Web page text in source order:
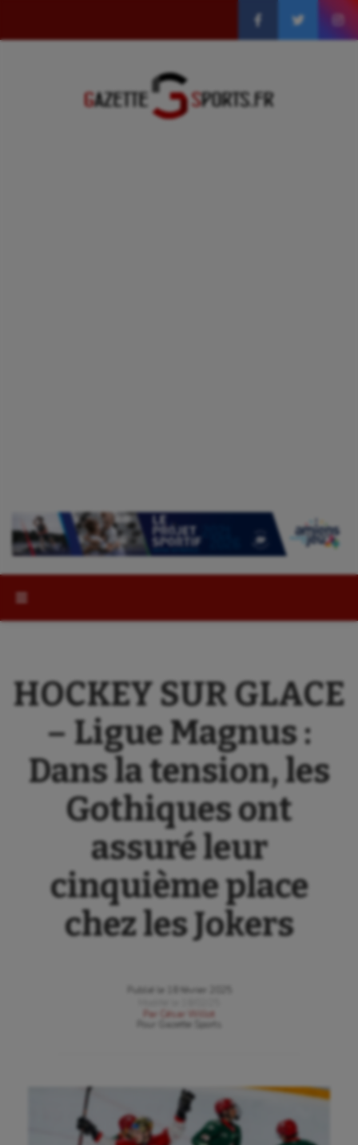
HOCKEY SUR GLACE
– Ligue Magnus :
Dans la tension, les
Gothiques ont
assuré leur
cinquième place
chez les Jokers
Publié le
18 février 2025
Par
César Willot
Gazette Sports